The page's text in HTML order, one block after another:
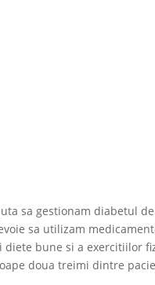
sa gestionam diabetul
sa utilizam
bune si a exercitiilor
doua treimi dintre